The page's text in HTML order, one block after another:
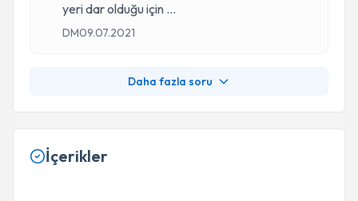
yeri dar olduğu için ...
DM09.07.2021
Daha fazla soru
İçerikler